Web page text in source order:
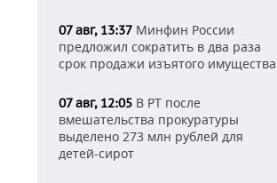
07 авг, 13:37 Минфин России
предложил сократить в два раза
срок продажи изъятого имущества
07 авг, 12:05 В РТ после
вмешательства прокуратуры
выделено 273 млн рублей для
детей-сирот